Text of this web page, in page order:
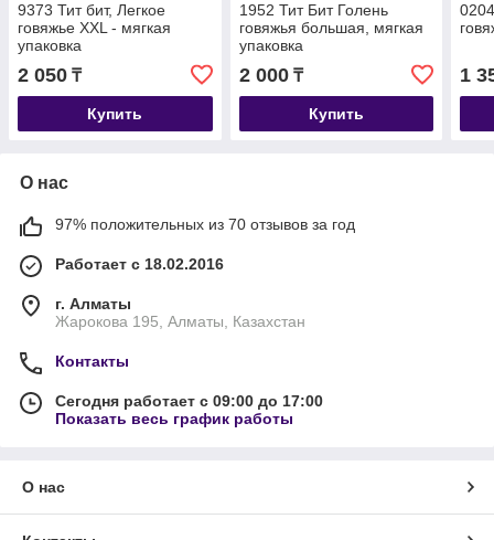
9373 Тит бит, Легкое
говяжье XXL - мягкая
упаковка
2 050 ₸
Купить
1952 Тит Бит Голень
говяжья большая, мягкая
упаковка
2 000₸
Купить
1
О нас
97% положительных из 70 отзывов за год
Работает с 18.02.2016
г. Алматы
Жарокова 195, Алматы, Казахстан
Контакты
Сегодня работает с 09:00 до 17:00
Показать весь график работы
О нас